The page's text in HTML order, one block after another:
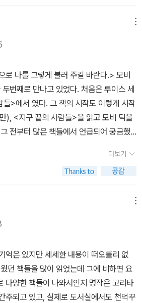
지도 모른다.하나의 소설을 두고 거시적
에 들이댈 수 있다는 건 고전의 힘일 것이
느낌일까.다음번에는 다른 모비 딕을 찾아
퀘그처럼 거창한 행동을 하지는 못하더
양보하는 마음을 가진 사람이 되도록
. 몇 년동안 모비 딕을 쫓아서 끝내 이스마
멸하게 되는 상황까지 놓이게 된다.인간
망이 결국은 많은 사람들을 죽게 만들었
나 큰 희생을 부르는지 알 수 있었다. 역시
람이 선장이 되어야지만 배가 올바르게 오
것이다.사람들도 물론 먹고 살아야 했겠
도 무척 슬펐을 것이다. 자신들의 동료가
몇 개 때문에 죽어나가기 때문이다. 기름
위해서 그 큰 고래를 아무렇지도 않게 잡
이다. 그렇기 때문에 모비 딕 같은 무서운
시의 선원들의 용감한 행동을 잘 표현한
는 한 무적 고래를 출현시켜서 사나이들
하다. 물론 불가능한 것은 알지만 말이다.
없는 복수심을 불태운다면 결국 헛되이 자
. 어른들이 항상 말씀하시길 역시 가장 중
다. 생명과 도덕을 알아야지 배운 지식이
것이다. 모비 딕과 에이허브 선장의 이야
다는 생각이 머릿속에 강하게 들었다.
로 나를 그렇게 불러 주길 바란다.> 모비
번째로 만나고 있었다. 처음은 루이스 세
>에서 였다. 그 책의 시작도 이렇게 시작
), <지구 끝의 사람들>을 읽고 모비 딕을
전부터 많은 책들에서 언급되어 궁금했
한 개운함이 느껴졌다. 그토록 궁금해하
함과 책 속에 푹 빠질 수 있었던 몰입 때문
입을 한 날은 겨울비치고 비가 제법 오던
리를 배경으로 내가 앉아 있는 이 곳이 한
감은 증폭 되었다. 바다에서 폭풍우를 만
몰 됐을 때, 그들은 바다물 속에 갇혀 있었
는 비 소리 였지만 몰입 속에서 만난 비는
립의 공포를 느끼기에 충분했다. 그러나
한 광적인 집착은 비참한 결말을 예견하
오래 머물지 않았다. 단지 아하브 선장의
더보기
억은 있지만 세세한 내용이 떠오를리 없
던 책들을 많이 읽었는데 그에 비하면 요
다양한 책들이 나와서인지 명작은 고리타
주되고 있고, 실제로 도서실에서도 천덕꾸